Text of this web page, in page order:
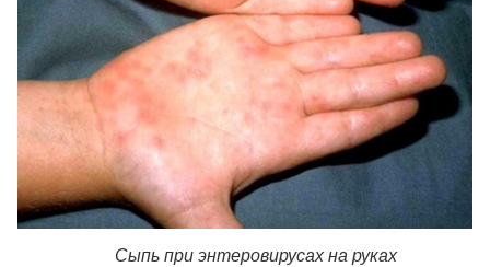
Сыпь при энтеровирусах на руках